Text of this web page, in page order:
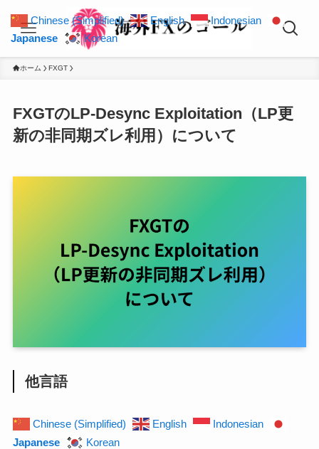
ホーム FXGT
FXGTのLP-Desync Exploitation（LP更
新の非同期ズレ利用）について
他言語
Chinese (Simplified) English
Indonesian
Japanese
Korean
Chinese (Simplified) English
Indonesian
Japanese
Korean